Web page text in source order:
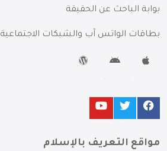
بوابة الباحث عن الحقيقة
بطاقات الواتس آب والشبكات الاجتماعية
مواقع التعريف بالإسلام